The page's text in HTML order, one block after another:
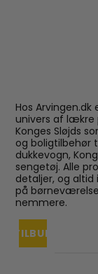
Hos
univers af
Konges Sløjds
og boligtilbehør
dukkevogn,
sengetøj. Alle
detaljer, og
på
nemmere.
TILBUD